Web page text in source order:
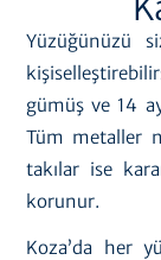
Yüzüğünüzü
gümüş ve 14
Tüm metaller
takılar ise
korunur.
Koza’da her